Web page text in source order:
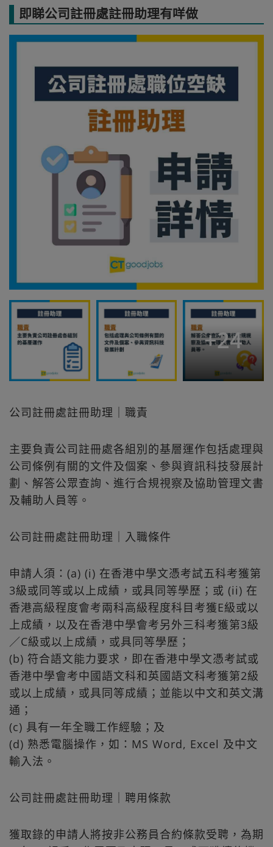
即睇公司註冊處註冊助理有咩做
+24
公司註冊處註冊助理｜職責
主要負責公司註冊處各組別的基層運作包括處理與
公司條例有關的文件及個案、參與資訊科技發展計
劃、解答公眾查詢、進行合規視察及協助管理文書
及輔助人員等。
公司註冊處註冊助理｜入職條件
申請人須：(a) (i) 在香港中學文憑考試五科考獲第
3級或同等或以上成績，或具同等學歷；或 (ii) 在
香港高級程度會考兩科高級程度科目考獲E級或以
上成績，以及在香港中學會考另外三科考獲第3級
／C級或以上成績，或具同等學歷；
(b) 符合語文能力要求，即在香港中學文憑考試或
香港中學會考中國語文科和英國語文科考獲第2級
或以上成績，或具同等成績；並能以中文和英文溝
通；
(c) 具有一年全職工作經驗；及
(d) 熟悉電腦操作，如：MS Word, Excel 及中文
輸入法。
公司註冊處註冊助理｜聘用條款
獲取錄的申請人將按非公務員合約條款受聘，為期